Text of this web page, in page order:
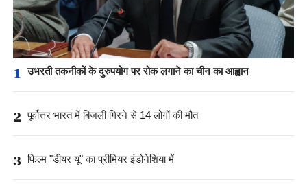
1 उभरती तकनीकों के दुरुपयोग पर रोक लगाने का चीन का आह्वान
2 पूर्वोत्तर भारत में बिजली गिरने से 14 लोगों की मौत
3 फिल्म "डीयर यू" का प्रीमियर इंडोनेशिया में